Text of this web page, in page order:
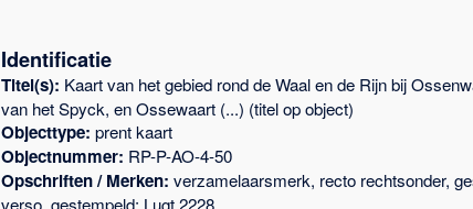
Identificatie
Titel(s): Kaart van het gebied rond de Waal en de Rijn bij
van het Spyck, en Ossewaart (...) (titel op object)
Objecttype: prent kaart
Objectnummer: RP-P-AO-4-50
Opschriften / Merken: verzamelaarsmerk, recto rechtsonder,
verso, gestempeld: Lugt 2228